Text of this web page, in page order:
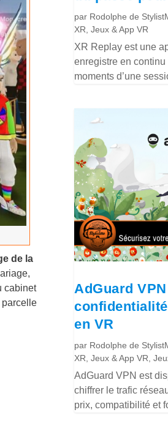
de la
cabinet
parcelle
par Rodolphe de
XR ,Jeux & App VR
XR Replay est une
enregistre en
moments d’une
AdGuard
en VR
par Rodolphe de
XR ,Jeux & App VR ,
AdGuard VPN est
chiffrer le trafic
prix, compatibilité et